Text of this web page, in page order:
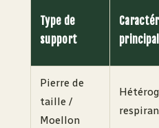
Type de
support
Pierre de
taille /
Moellon